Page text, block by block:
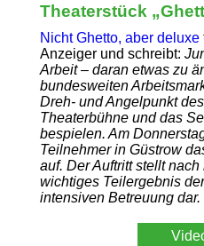
Theaterstück
Nicht Ghetto, aber deluxe
Anzeiger und schreibt:
Arbeit – daran etwas zu
bundesweiten
Dreh- und Angelpunkt
Theaterbühne und das
bespielen. Am
Teilnehmer in Güstrow
auf. Der Auftritt stellt
wichtiges Teilergebnis
intensiven Betreuung dar.